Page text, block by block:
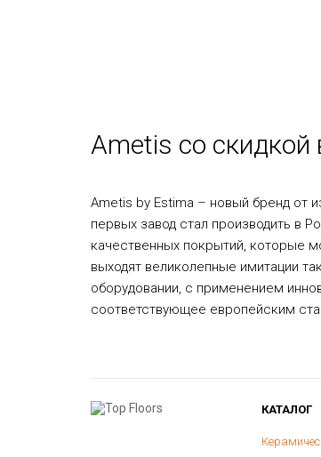
Ametis со
Ametis by Estima – новый бренд от
первых завод стал производить в
качественных покрытий, которые
выходят великолепные имитации
оборудовании, с применением
соответствующее европейским
КАТАЛОГ